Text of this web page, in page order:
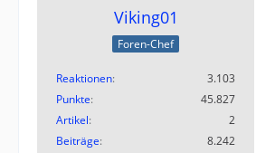
Viking01
Foren-Chef
Reaktionen
3.103
Punkte
45.827
Artikel
2
Beiträge
8.242